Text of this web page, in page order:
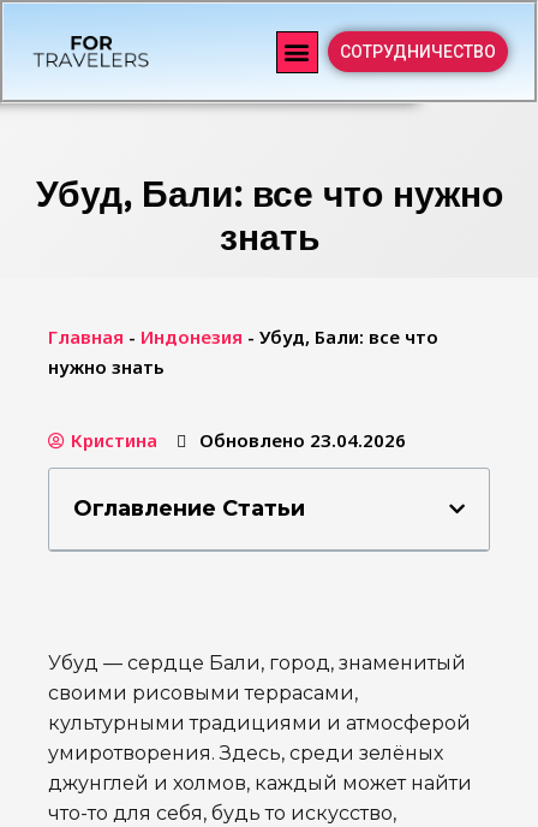
СОТРУДНИЧЕСТВО
Убуд, Бали: все что нужно
знать
Главная - Индонезия - Убуд, Бали: все что
нужно знать
Кристина Обновлено 23.04.2026
Оглавление Статьи
Убуд — сердце Бали, город, знаменитый
своими рисовыми террасами,
культурными традициями и атмосферой
умиротворения. Здесь, среди зелёных
джунглей и холмов, каждый может найти
что-то для себя, будь то искусство,